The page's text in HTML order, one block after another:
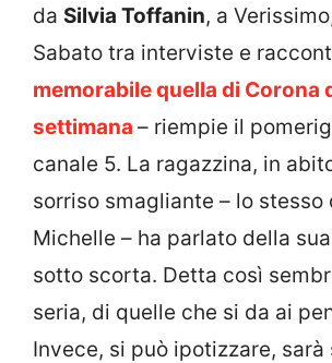
da Silvia Toffanin, a
Sabato tra interviste e
memorabile quella di Corona
settimana – riempie il
canale 5. La ragazzina, in
sorriso smagliante – lo stesso
Michelle – ha parlato della
sotto scorta. Detta così
seria, di quelle che si da ai
Invece, si può ipotizzare, sarà